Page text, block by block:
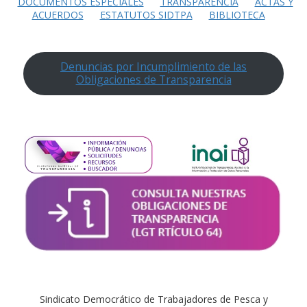
ACUERDOS
ESTATUTOS SIDTPA BIBLIOTECA
Denuncias por Incumplimiento de las
Obligaciones de Transparencia
Sindicato Democrático de Trabajadores de Pesca y